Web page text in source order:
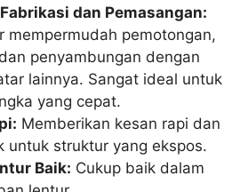
dan Pemasangan:
mempermudah pemotongan,
penyambungan dengan
lainnya. Sangat ideal untuk
yang cepat.
Memberikan kesan rapi dan
untuk struktur yang ekspos.
Baik: Cukup baik dalam